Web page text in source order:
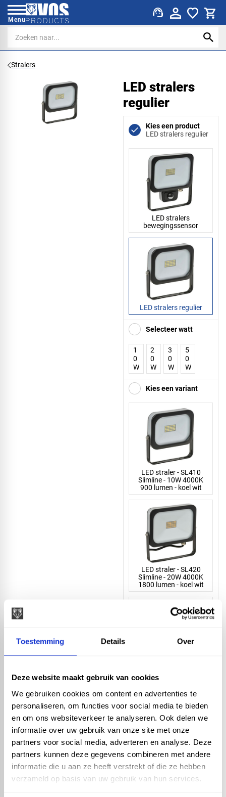
Toestemming Details Over
Deze website maakt gebruik van cookies
We gebruiken cookies om content en advertenties te
personaliseren, om functies voor social media te bieden
en om ons websiteverkeer te analyseren. Ook delen we
informatie over uw gebruik van onze site met onze
partners voor social media, adverteren en analyse. Deze
partners kunnen deze gegevens combineren met andere
informatie die u aan ze heeft verstrekt of die ze hebben
verzameld op basis van uw gebruik van hun services.
Menu support_agent
Stralers
LED stralers
regulier
Kies een product
LED stralers regulier
LED stralers
bewegingssensor
LED stralers regulier
Selecteer watt
1
0
W
2
0
W
3
0
W
5
0
W
Kies een variant
LED straler - SL410
Slimline - 10W 4000K
900 lumen - koel wit
LED straler - SL420
Slimline - 20W 4000K
1800 lumen - koel wit
Slimline - 30W 4000K
2500 lumen - koel wit
LED straler - SL450
Slimline - 50W 4000K
4200 lumen - koel wit